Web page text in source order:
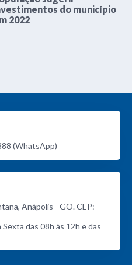
do município
2022
(WhatsApp)
Anápolis - GO. CEP:
das 08h às 12h e das